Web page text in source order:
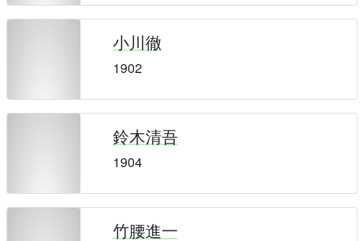
小川徹
1902
鈴木清吾
1904
竹腰進一